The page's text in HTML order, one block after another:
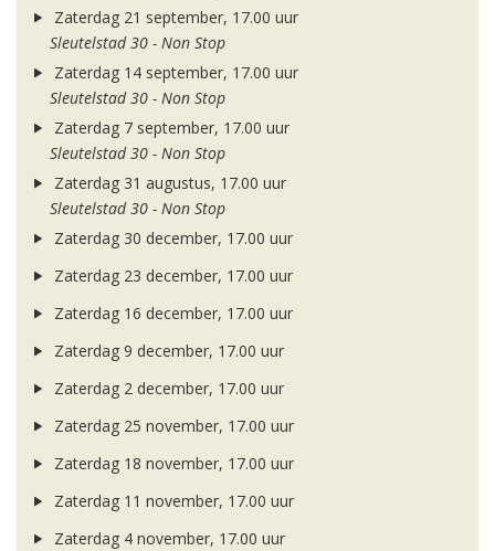
Zaterdag 21 september, 17.00 uur
Sleutelstad 30 - Non Stop
Zaterdag 14 september, 17.00 uur
Sleutelstad 30 - Non Stop
Zaterdag 7 september, 17.00 uur
Sleutelstad 30 - Non Stop
Zaterdag 31 augustus, 17.00 uur
Sleutelstad 30 - Non Stop
Zaterdag 30 december, 17.00 uur
Zaterdag 23 december, 17.00 uur
Zaterdag 16 december, 17.00 uur
Zaterdag 9 december, 17.00 uur
Zaterdag 2 december, 17.00 uur
Zaterdag 25 november, 17.00 uur
Zaterdag 18 november, 17.00 uur
Zaterdag 11 november, 17.00 uur
Zaterdag 4 november, 17.00 uur